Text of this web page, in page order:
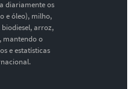
diariamente os
e óleo), milho,
arroz,
mantendo o
e estatísticas